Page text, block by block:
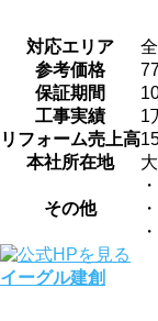
対応エリア
参考価格
保証期間
工事実績
1
リフォーム売上高
本社所在地
その他
イーグル建創